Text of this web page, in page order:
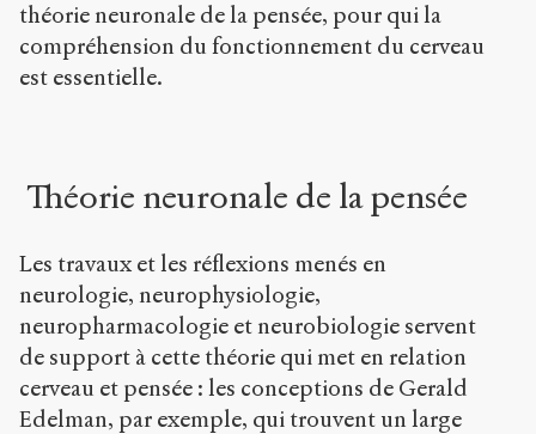
théorie neuronale de la pensée, pour qui la
compréhension du fonctionnement du cerveau
est essentielle.
Théorie neuronale de la pensée
Les travaux et les réflexions menés en
neurologie, neurophysiologie,
neuropharmacologie et neurobiologie servent
de support à cette théorie qui met en relation
cerveau et pensée : les conceptions de Gerald
Edelman, par exemple, qui trouvent un large